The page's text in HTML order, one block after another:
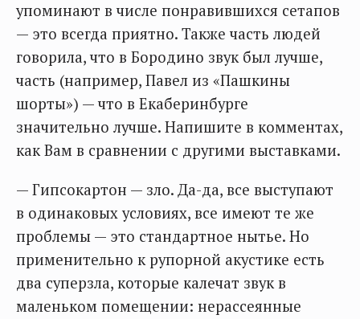
упоминают в числе понравившихся сетапов
— это всегда приятно. Также часть людей
говорила, что в Бородино звук был лучше,
часть (например, Павел из «Пашкины
шорты») — что в Екаберинбурге
значительно лучше. Напишите в комментах,
как Вам в сравнении с другими выставками.
— Гипсокартон — зло. Да-да, все выступают
в одинаковых условиях, все имеют те же
проблемы — это стандартное нытье. Но
применительно к рупорной акустике есть
два суперзла, которые калечат звук в
маленьком помещении: нерассеянные